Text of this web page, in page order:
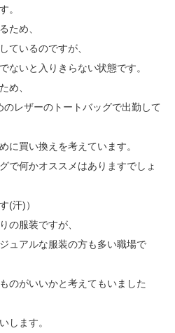
。
ため、
ているのですが、
ないと入りきらない状態です。
め、
レザーのトートバッグで出勤して
に買い換えを考えています。
で何かオススメはありますでしょ
(汗)）
の服装ですが、
ュアルな服装の方も多い職場で
のがいいかと考えてもいました
します。